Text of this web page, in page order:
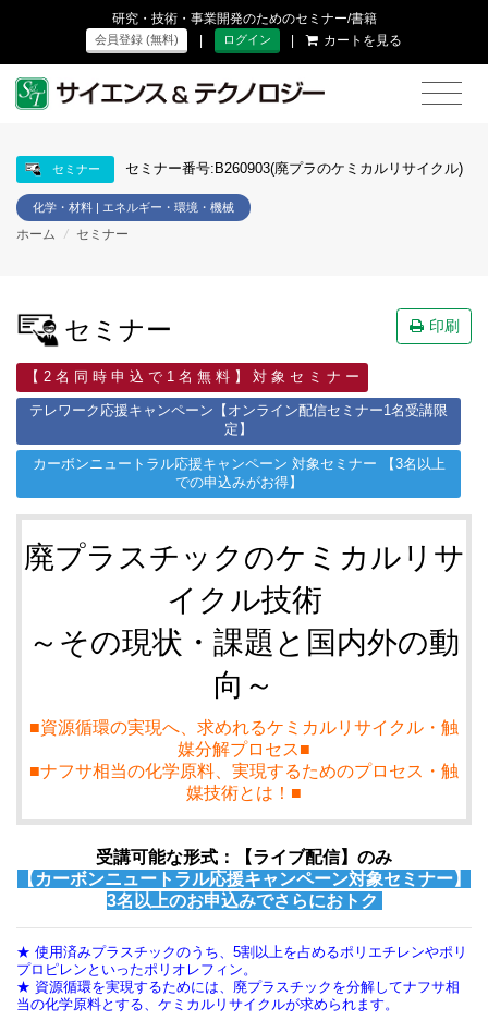
研究・技術・事業開発のためのセミナー/書籍
会員登録 (無料) | ログイン | カートを見る
セミナー セミナー番号:B260903(廃プラのケミカルリサイクル)
化学・材料 | エネルギー・環境・機械
ホーム / セミナー
セミナー 印刷
【 2 名 同 時 申 込 で 1 名 無 料 】 対 象 セ ミ ナ ー
テレワーク応援キャンペーン【オンライン配信セミナー1名受講限
定】
カーボンニュートラル応援キャンペーン 対象セミナー 【3名以上
での申込みがお得】
廃プラスチックのケミカルリサ
イクル技術
～その現状・課題と国内外の動
向～
■資源循環の実現へ、求めれるケミカルリサイクル・触
媒分解プロセス■
■ナフサ相当の化学原料、実現するためのプロセス・触
媒技術とは！■
受講可能な形式：【ライブ配信】のみ
【カーボンニュートラル応援キャンペーン対象セミナー】
3名以上のお申込みでさらにおトク
★ 使用済みプラスチックのうち、5割以上を占めるポリエチレンやポリ
プロピレンといったポリオレフィン。
★ 資源循環を実現するためには、廃プラスチックを分解してナフサ相
当の化学原料とする、ケミカルリサイクルが求められます。